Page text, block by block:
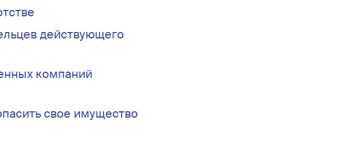
действующего
компаний
свое имущество